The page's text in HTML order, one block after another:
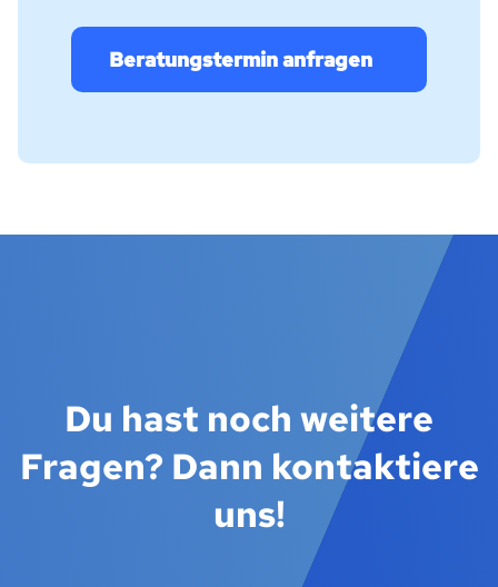
Beratungstermin anfragen
Du hast noch weitere
Fragen? Dann kontaktiere
uns!